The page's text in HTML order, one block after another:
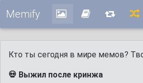
Memify
Кто ты сегодня в мире мемов?
💀 Выжил после кринжа